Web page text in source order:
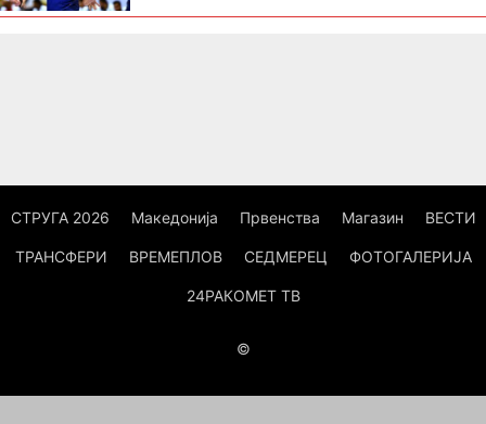
СТРУГА 2026 Македонија Првенства Магазин ВЕСТИ
ТРАНСФЕРИ ВРЕМЕПЛОВ СЕДМЕРЕЦ ФОТОГАЛЕРИЈА
24РАКОМЕТ ТВ
©